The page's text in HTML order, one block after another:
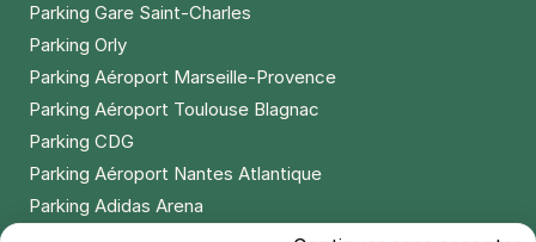
Parking Gare Saint-Charles
Parking Orly
Parking Aéroport Marseille-Provence
Parking Aéroport Toulouse Blagnac
Parking CDG
Parking Aéroport Nantes Atlantique
Parking Adidas Arena